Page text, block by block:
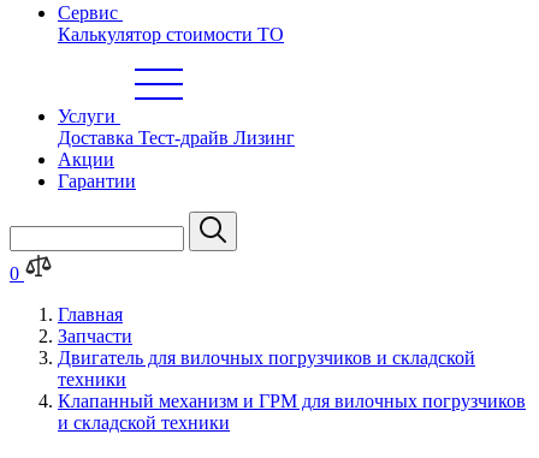
Сервис
Калькулятор стоимости ТО
Услуги
Доставка Тест-драйв Лизинг
Акции
Гарантии
0
Главная
Запчасти
Двигатель для вилочных погрузчиков и складской
техники
Клапанный механизм и ГРМ для вилочных погрузчиков
и складской техники